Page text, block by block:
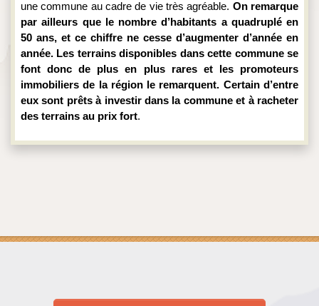
une commune au cadre de vie très agréable. On remarque
par ailleurs que le nombre d’habitants a quadruplé en
50 ans, et ce chiffre ne cesse d’augmenter d’année en
année. Les terrains disponibles dans cette commune se
font donc de plus en plus rares et les promoteurs
immobiliers de la région le remarquent. Certain d’entre
eux sont prêts à investir dans la commune et à racheter
des terrains au prix fort.